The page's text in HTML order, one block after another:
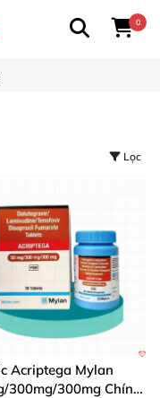
0
Lọc
Acriptega Mylan
300mg/300mg Chính